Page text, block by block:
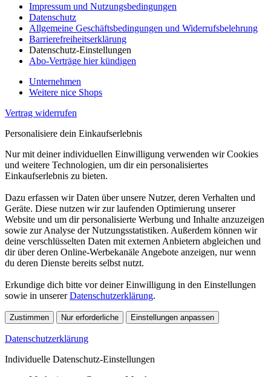
Impressum und Nutzungsbedingungen
Datenschutz
Allgemeine Geschäftsbedingungen und Widerrufsbelehrung
Barrierefreiheitserklärung
Datenschutz-Einstellungen
Abo-Verträge hier kündigen
Unternehmen
Weitere nice Shops
Vertrag widerrufen
Personalisiere dein Einkaufserlebnis
Nur mit deiner individuellen Einwilligung verwenden wir Cookies
und weitere Technologien, um dir ein personalisiertes
Einkaufserlebnis zu bieten.
Dazu erfassen wir Daten über unsere Nutzer, deren Verhalten und
Geräte. Diese nutzen wir zur laufenden Optimierung unserer
Website und um dir personalisierte Werbung und Inhalte anzuzeigen
sowie zur Analyse der Nutzungsstatistiken. Außerdem können wir
deine verschlüsselten Daten mit externen Anbietern abgleichen und
dir über deren Online-Werbekanäle Angebote anzeigen, nur wenn
du deren Dienste bereits selbst nutzt.
Erkundige dich bitte vor deiner Einwilligung in den Einstellungen
sowie in unsererDatenschutzerklärung.
Zustimmen Nur erforderliche Einstellungen anpassen
Datenschutzerklärung
Individuelle Datenschutz-Einstellungen